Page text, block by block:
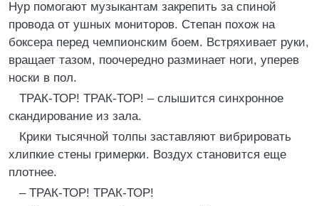
Нур помогают музыкантам закрепить за спиной
провода от ушных мониторов. Степан похож на
боксера перед чемпионским боем. Встряхивает руки,
вращает тазом, поочередно разминает ноги, уперев
носки в пол.
ТРАК-ТОР! ТРАК-ТОР! – слышится синхронное
скандирование из зала.
Крики тысячной толпы заставляют вибрировать
хлипкие стены гримерки. Воздух становится еще
плотнее.
– ТРАК-ТОР! ТРАК-ТОР!